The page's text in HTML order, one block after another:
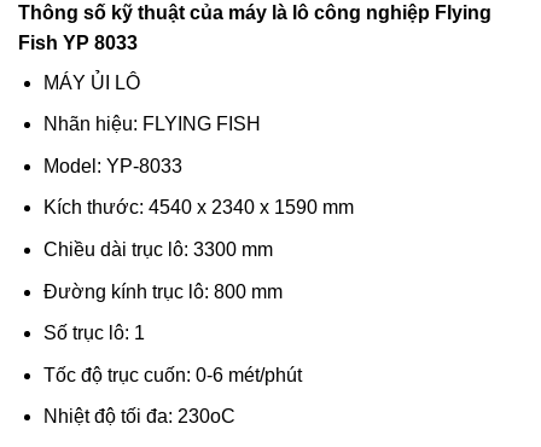
Thông số kỹ thuật của máy là lô công nghiệp Flying
Fish YP 8033
MÁY ỦI LÔ
Nhãn hiệu: FLYING FISH
Model: YP-8033
Kích thước: 4540 x 2340 x 1590 mm
Chiều dài trục lô: 3300 mm
Đường kính trục lô: 800 mm
Số trục lô: 1
Tốc độ trục cuốn: 0-6 mét/phút
Nhiệt độ tối đa: 230oC